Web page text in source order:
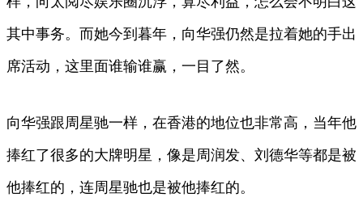
其中事务。而她今到暮年，向华强仍然是拉着她的手出
席活动，这里面谁输谁赢，一目了然。
向华强跟周星驰一样，在香港的地位也非常高，当年他
捧红了很多的大牌明星，像是周润发、刘德华等都是被
他捧红的，连周星驰也是被他捧红的。